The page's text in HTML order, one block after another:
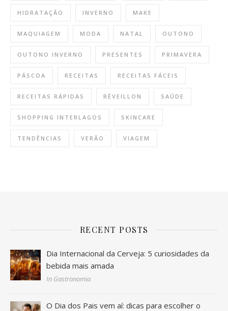
HIDRATAÇÃO INVERNO MAKE
MAQUIAGEM MODA NATAL OUTONO
OUTONO INVERNO PRESENTES PRIMAVERA
PÁSCOA RECEITAS RECEITAS FÁCEIS
RECEITAS RÁPIDAS RÉVEILLON SAÚDE
SHOPPING INTERLAGOS SKINCARE
TENDÊNCIAS VERÃO VIAGEM
RECENT POSTS
Dia Internacional da Cerveja: 5 curiosidades da
bebida mais amada
In Gastronomia
O Dia dos Pais vem aí: dicas para escolher o